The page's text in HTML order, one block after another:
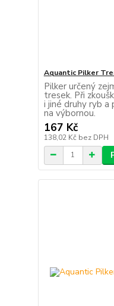
Aquantic Pilker
Pilker určený
tresek. Při
i jiné druhy ryb a
na výbornou.
167 Kč
138,02 Kč bez DPH